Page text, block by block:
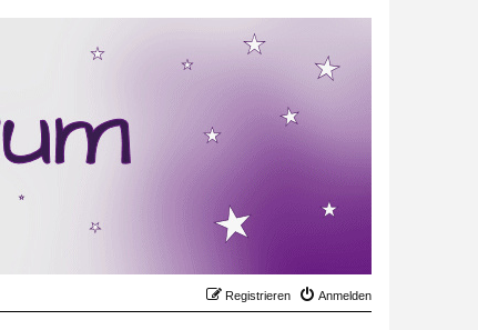
Anmelden
Registrieren